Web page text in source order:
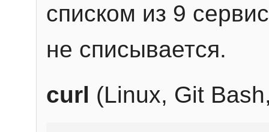
списком из 9
не списывается.
curl (Linux, Git